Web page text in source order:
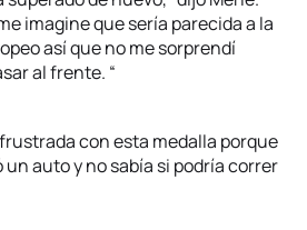
imagine que sería parecida a la
así que no me sorprendí
al frente. “
con esta medalla porque
auto y no sabía si podría correr